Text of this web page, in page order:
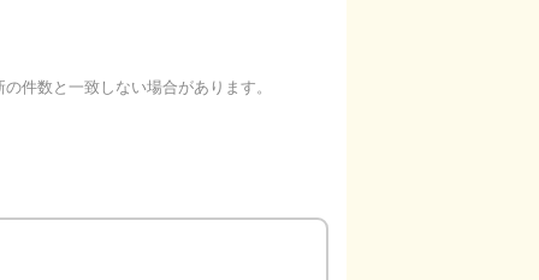
件数と一致しない場合があります。